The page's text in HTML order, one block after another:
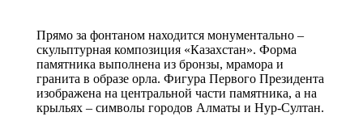
Прямо за фонтаном находится монументально –
скульптурная композиция «Казахстан». Форма
памятника выполнена из бронзы, мрамора и
гранита в образе орла. Фигура Первого Президента
изображена на центральной части памятника, а на
крыльях – символы городов Алматы и Нур-Султан.